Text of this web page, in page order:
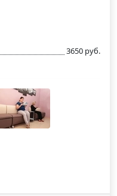
3650 руб.